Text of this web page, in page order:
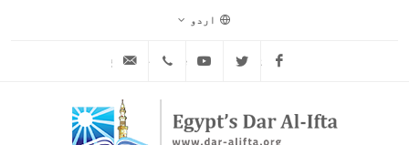
اردو
Facebook
Twitter
Youtube